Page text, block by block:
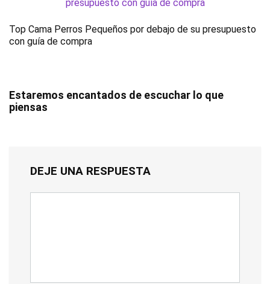
Top Cama Perros Pequeños por debajo de su presupuesto
con guía de compra
Estaremos encantados de escuchar lo que
piensas
DEJE UNA RESPUESTA